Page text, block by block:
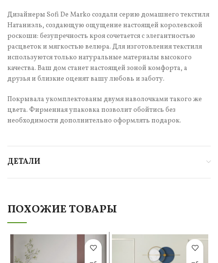
Дизайнеры Sofi De Marko создали серию домашнего текстиля
Натаниэль, создающую ощущение настоящей королевской
роскоши: безупречность кроя сочетается с элегантностью
расцветок и мягкостью велюра. Для изготовления текстиля
используются только натуральные материалы высокого
качества. Ваш дом станет настоящей зоной комфорта, а
друзья и близкие оценят вашу любовь и заботу.
Покрывала укомплектованы двумя наволочками такого же
цвета. Фирменная упаковка позволит обойтись без
необходимости дополнительно оформлять подарок.
ДЕТАЛИ
ПОХОЖИЕ ТОВАРЫ